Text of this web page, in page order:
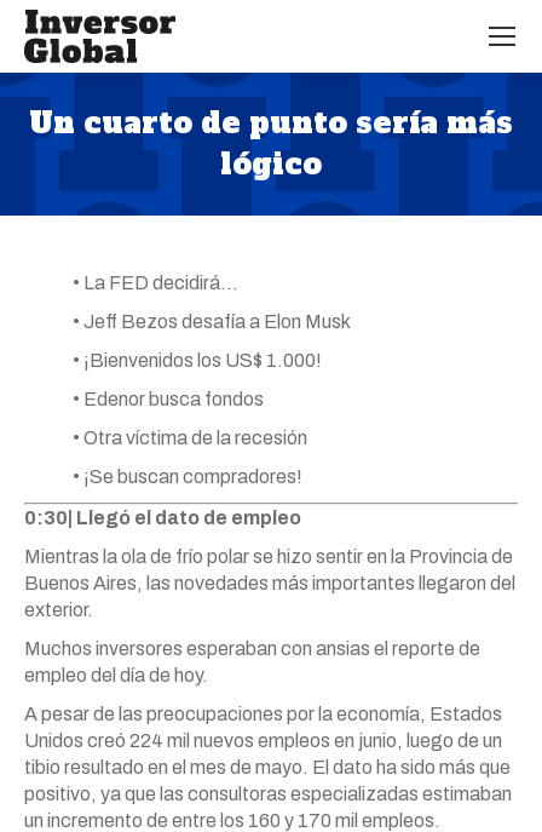
Un cuarto de punto sería más
lógico
Estás aquí:
• La FED decidirá…
• Jeff Bezos desafía a Elon Musk
• ¡Bienvenidos los US$ 1.000!
• Edenor busca fondos
• Otra víctima de la recesión
• ¡Se buscan compradores!
0:30| Llegó el dato de empleo
Mientras la ola de frío polar se hizo sentir en la Provincia de
Buenos Aires, las novedades más importantes llegaron del
exterior.
Muchos inversores esperaban con ansias el reporte de
empleo del día de hoy.
A pesar de las preocupaciones por la economía, Estados
Unidos creó 224 mil nuevos empleos en junio, luego de un
tibio resultado en el mes de mayo. El dato ha sido más que
positivo, ya que las consultoras especializadas estimaban
un incremento de entre los 160 y 170 mil empleos.